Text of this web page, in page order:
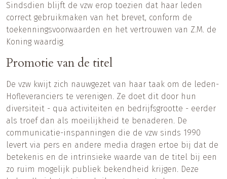
Sindsdien blijft de vzw erop toezien dat haar leden
correct gebruikmaken van het brevet, conform de
toekenningsvoorwaarden en het vertrouwen van Z.M. de
Koning waardig.
Promotie van de titel
De vzw kwijt zich nauwgezet van haar taak om de leden-
Hofleveranciers te verenigen. Ze doet dit door hun
diversiteit - qua activiteiten en bedrijfsgrootte - eerder
als troef dan als moeilijkheid te benaderen. De
communicatie-inspanningen die de vzw sinds 1990
levert via pers en andere media dragen ertoe bij dat de
betekenis en de intrinsieke waarde van de titel bij een
zo ruim mogelijk publiek bekendheid krijgen. Deze